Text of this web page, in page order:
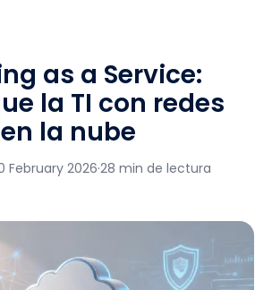
as a Service:
la TI con redes
la nube
February 2026·28 min de lectura